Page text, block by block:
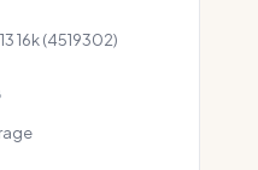
16k (4519302)